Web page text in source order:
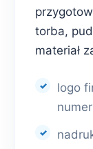
torba,
materiał
logo